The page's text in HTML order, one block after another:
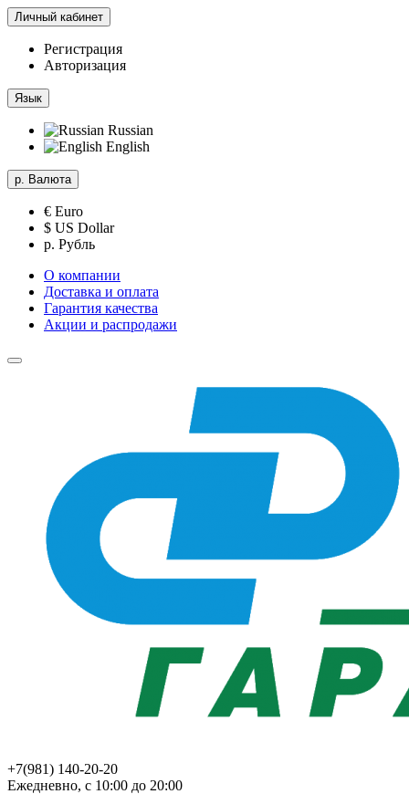
Личный кабинет
Регистрация
Авторизация
Язык
Russian
English
р. Валюта
€ Euro
$ US Dollar
р. Рубль
О компании
Доставка и оплата
Гарантия качества
Акции и распродажи
+7(981) 140-20-20
Ежедневно, с 10:00 до 20:00